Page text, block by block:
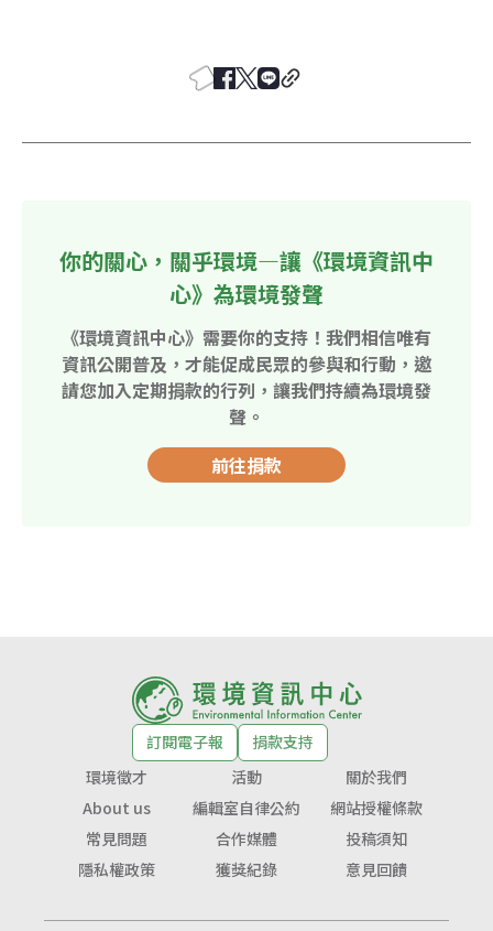
你的關心，關乎環境—讓《環境資訊中
心》為環境發聲
《環境資訊中心》需要你的支持！我們相信唯有
資訊公開普及，才能促成民眾的參與和行動，邀
請您加入定期捐款的行列，讓我們持續為環境發
聲。
前往捐款
訂閱電子報
捐款支持
環境徵才
活動
關於我們
About us
編輯室自律公約
網站授權條款
常見問題
合作媒體
投稿須知
隱私權政策
獲獎紀錄 意見回饋